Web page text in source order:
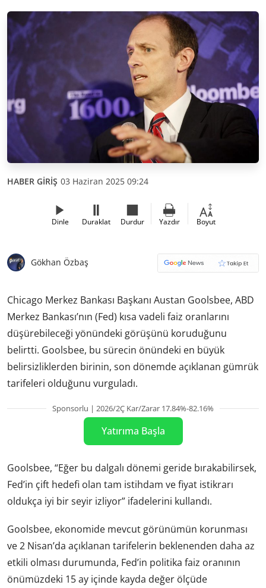
HABER GİRİŞ 03 Haziran 2025 09:24
Dinle Duraklat Durdur Yazdır Boyut
Gökhan Özbaş
Chicago Merkez Bankası Başkanı Austan Goolsbee, ABD
Merkez Bankası’nın (Fed) kısa vadeli faiz oranlarını
düşürebileceği yönündeki görüşünü koruduğunu
belirtti. Goolsbee, bu sürecin önündeki en büyük
belirsizliklerden birinin, son dönemde açıklanan gümrük
tarifeleri olduğunu vurguladı.
Sponsorlu | 2026/2Ç Kar/Zarar 17.84%-82.16%
Yatırıma Başla
Goolsbee, “Eğer bu dalgalı dönemi geride bırakabilirsek,
Fed’in çift hedefi olan tam istihdam ve fiyat istikrarı
oldukça iyi bir seyir izliyor” ifadelerini kullandı.
Goolsbee, ekonomide mevcut görünümün korunması
ve 2 Nisan’da açıklanan tarifelerin beklenenden daha az
etkili olması durumunda, Fed’in politika faiz oranının
önümüzdeki 15 ay içinde kayda değer ölçüde